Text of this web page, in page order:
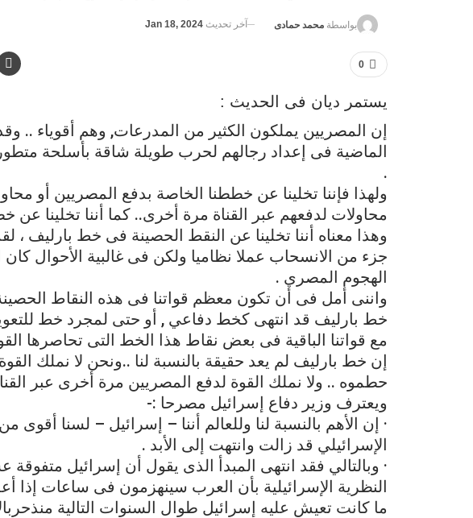
بواسطة محمد حمادى آخر تحديث Jan 18, 2024
0
يستمر ديان فى الحديث :
إن المصريين يملكون الكثير من المدرعات, وهم أقوياء ..
الماضية فى إعداد رجالهم لحرب طويلة شاقة بأسلحة
.
ولهذا فإننا تخلينا عن خططنا الخاصة بدفع المصريين أو
محاولات لدفعهم عبر القناة مرة أخرى.. كما أننا تخلينا
وهذا معناه أننا تخلينا عن النقط الحصينة فى خط بارليف ،
جزء من الانسحاب عملا نظاميا ولكن فى غالبية الأحوال
الهجوم المصري .
واننى أمل فى أن تكون معظم قواتنا فى هذه النقاط
خط بارليف قد انتهى كخط دفاعي , أو حتى لمجرد خط
مع قواتنا الباقية فى بعض نقاط هذا الخط التى تحاصرها
إن خط بارليف لم يعد حقيقة بالنسبة لنا ..ونحن لا نملك
حطموه .. ولا نملك القوة لدفع المصريين مرة أخرى عبر
ويعترف وزير دفاع إسرائيل مصرحا :-
· إن الأهم بالنسبة لنا وللعالم أننا – إسرائيل – لسنا أقوى
الإسرائيلي قد زالت وانتهت إلى الأبد .
· وبالتالي فقد انتهى المبدأ الذى يقول أن إسرائيل
النظرية الإسرائيلية بأن العرب سينهزمون فى ساعات إذا
ما كانت تعيش عليه إسرائيل طوال السنوات التالية